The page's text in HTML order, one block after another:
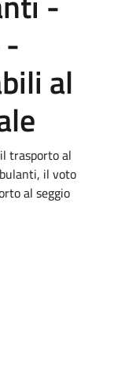
al
trasporto al
il voto
al seggio